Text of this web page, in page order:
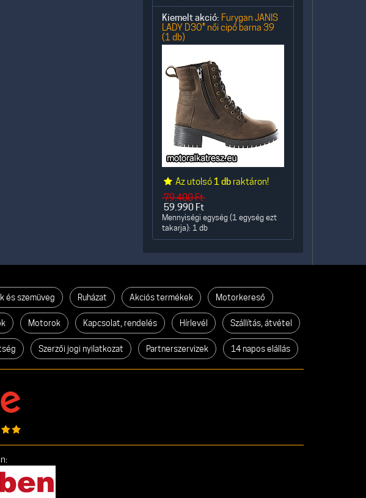
Kiemelt akció: Furygan JANIS
LADY D3O® női cipő barna 39
(1 db)
Az utolsó 1 db raktáron!
79.400Ft
59.990 Ft
Mennyiségi egység (1 egység ezt
takarja): 1 db
és szemüveg Ruházat Akciós termékek Motorkereső
Motorok Kapcsolat, rendelés Hírlevél Szállítás, átvétel
Szerzői jogi nyilatkozat Partnerszervizek 14 napos elállás